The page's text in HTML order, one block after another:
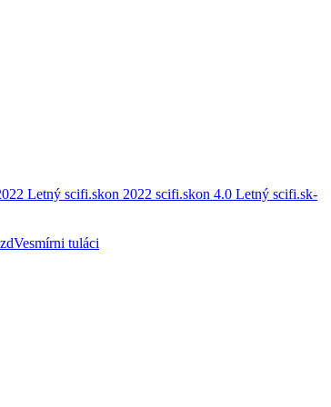
Letný scifi.skon 2022 scifi.skon 4.0 Letný scifi.sk-
Vesmírni tuláci